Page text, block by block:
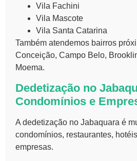
Vila Fachini
Vila Mascote
Vila Santa Catarina
Também atendemos bairros
Conceição, Campo Belo,
Moema.
Dedetização no
Condomínios e
A dedetização no Jabaquara é
condomínios, restaurantes,
empresas.